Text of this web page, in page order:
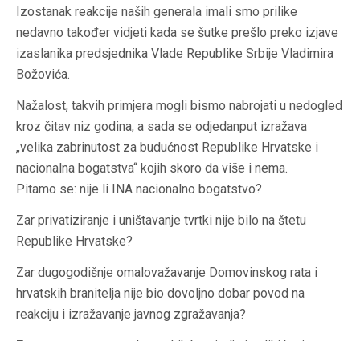
Izostanak reakcije naših generala imali smo prilike
nedavno također vidjeti kada se šutke prešlo preko izjave
izaslanika predsjednika Vlade Republike Srbije Vladimira
Božovića.
Nažalost, takvih primjera mogli bismo nabrojati u nedogled
kroz čitav niz godina, a sada se odjedanput izražava
„velika zabrinutost za budućnost Republike Hrvatske i
nacionalna bogatstva“ kojih skoro da više i nema.
Pitamo se: nije li INA nacionalno bogatstvo?
Zar privatiziranje i uništavanje tvrtki nije bilo na štetu
Republike Hrvatske?
Zar dugogodišnje omalovažavanje Domovinskog rata i
hrvatskih branitelja nije bio dovoljno dobar povod na
reakciju i izražavanje javnog zgražavanja?